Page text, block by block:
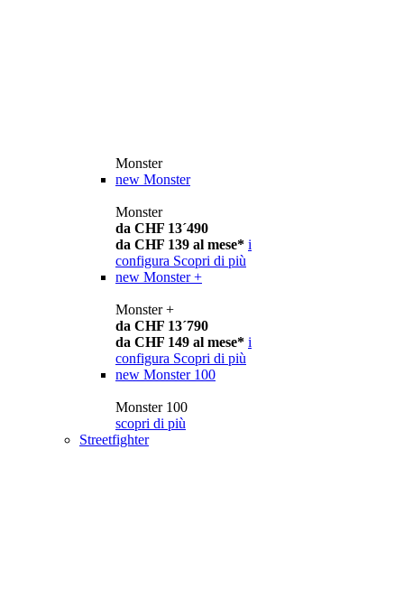
Monster
new Monster
Monster
da CHF 13´490
da CHF 139 al mese* i
configura Scopri di più
new Monster +
Monster +
da CHF 13´790
da CHF 149 al mese* i
configura Scopri di più
new Monster 100
Monster 100
scopri di più
Streetfighter